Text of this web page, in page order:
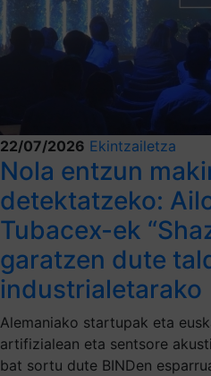
22/07/2026 Ekintzailetza
Nola entzun
detektatzeko:
Tubacex-ek
garatzen dute
industrialetarako
Alemaniako startupak eta
artifizialean eta sentsore
bat sortu dute BINDen